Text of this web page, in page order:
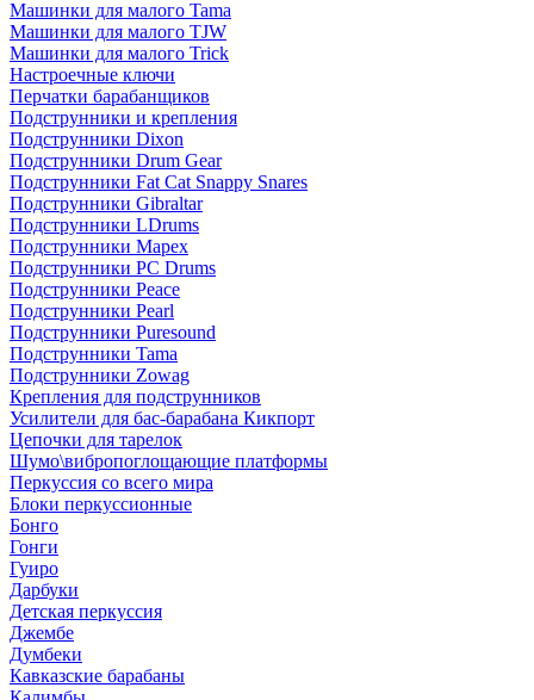
Машинки для малого Tama
Машинки для малого TJW
Машинки для малого Trick
Настроечные ключи
Перчатки барабанщиков
Подструнники и крепления
Подструнники Dixon
Подструнники Drum Gear
Подструнники Fat Cat Snappy Snares
Подструнники Gibraltar
Подструнники LDrums
Подструнники Mapex
Подструнники PC Drums
Подструнники Peace
Подструнники Pearl
Подструнники Puresound
Подструнники Tama
Подструнники Zowag
Крепления для подструнников
Усилители для бас-барабана Кикпорт
Цепочки для тарелок
Шумо\вибропоглощающие платформы
Перкуссия со всего мира
Блоки перкуссионные
Бонго
Гонги
Гуиро
Дарбуки
Детская перкуссия
Джембе
Думбеки
Кавказские барабаны